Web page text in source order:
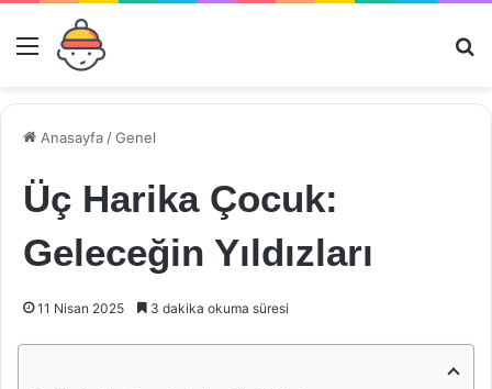
Menü
Anasayfa /Genel
Üç Harika Çocuk:
Geleceğin Yıldızları
11 Nisan 2025 3 dakika okuma süresi